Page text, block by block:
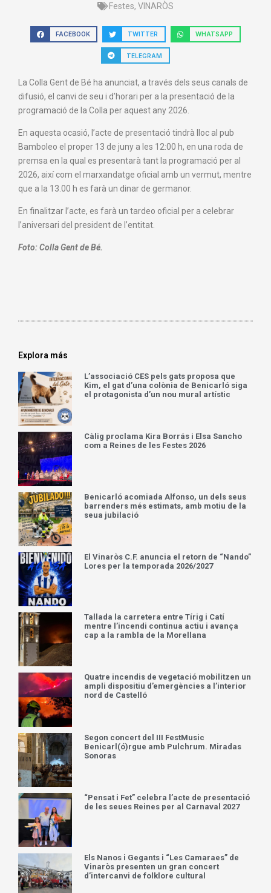
Festes, VINARÒS
FACEBOOK TWITTER WHATSAPP
TELEGRAM
La Colla Gent de Bé ha anunciat, a través dels seus canals de
difusió, el canvi de seu i d’horari per a la presentació de la
programació de la Colla per aquest any 2026.
En aquesta ocasió, l’acte de presentació tindrà lloc al pub
Bamboleo el proper 13 de juny a les 12:00 h, en una roda de
premsa en la qual es presentarà tant la programació per al
2026, així com el marxandatge oficial amb un vermut, mentre
que a la 13.00 h es farà un dinar de germanor.
En finalitzar l’acte, es farà un tardeo oficial per a celebrar
l’aniversari del president de l’entitat.
Foto: Colla Gent de Bé.
Explora más
L’associació CES pels gats proposa que
Kim, el gat d’una colònia de Benicarló siga
el protagonista d’un nou mural artístic
Càlig proclama Kira Borrás i Elsa Sancho
com a Reines de les Festes 2026
Benicarló acomiada Alfonso, un dels seus
barrenders més estimats, amb motiu de la
seua jubilació
El Vinaròs C.F. anuncia el retorn de “Nando”
Lores per la temporada 2026/2027
Tallada la carretera entre Tírig i Catí
mentre l’incendi continua actiu i avança
cap a la rambla de la Morellana
Quatre incendis de vegetació mobilitzen un
ampli dispositiu d’emergències a l’interior
nord de Castelló
Segon concert del III FestMusic
Benicarl(ó)rgue amb Pulchrum. Miradas
Sonoras
“Pensat i Fet” celebra l’acte de presentació
de les seues Reines per al Carnaval 2027
Els Nanos i Gegants i “Les Camaraes” de
Vinaròs presenten un gran concert
d’intercanvi de folklore cultural